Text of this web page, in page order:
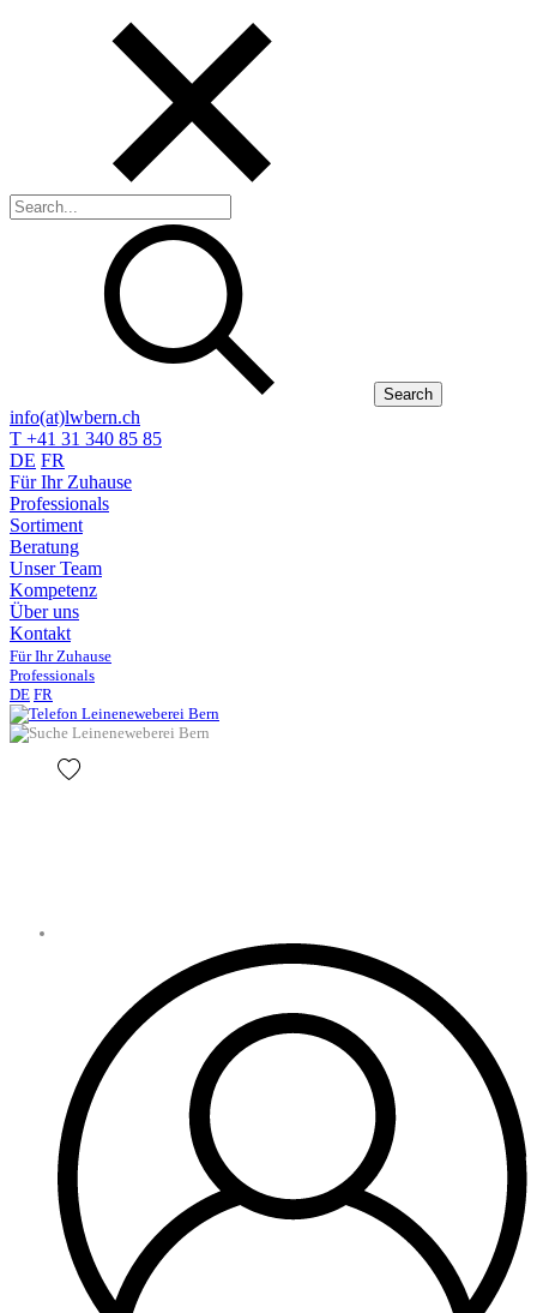
Search
info(at)lwbern.ch
T +41 31 340 85 85
DE FR
Für Ihr Zuhause
Professionals
Sortiment
Beratung
Unser Team
Kompetenz
Über uns
Kontakt
Für Ihr Zuhause
Professionals
DE FR